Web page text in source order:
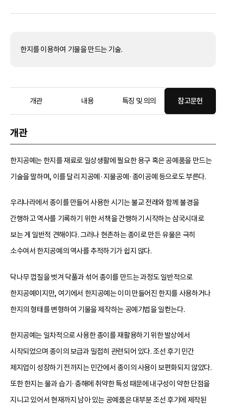
한지를 이용하여 기물을 만드는 기술.
개관 내용 특징 및 의의 참고문헌
개관
한지공예는 한지를 재료로 일상생활에 필요한 용구 혹은 공예품을 만드는
기술을 말하며, 이를 달리 지공예·지물공예·종이공예 등으로도 부른다.
우리나라에서 종이를 만들어 사용한 시기는 불교 전래와 함께 불경을
간행하고 역사를 기록하기 위한 서책을 간행하기 시작하는 삼국시대로
보는 게 일반적 견해이다. 그러나 현존하는 종이로 만든 유물은 극히
소수여서 한지공예의 역사를 추적하기가 쉽지 않다.
닥나무 껍질을 벗겨 닥풀과 섞어 종이를 만드는 과정도 일반적으로
한지공예이지만, 여기에서 한지공예는 이미 만들어진 한지를 사용하거나
한지의 형태를 변형하여 기물을 제작하는 공예기법을 일컫는다.
한지공예는 일차적으로 사용한 종이를 재활용하기 위한 발상에서
시작되었으며 종이의 보급과 밀접히 관련되어 있다. 조선 후기 민간
제지업이 성장하기 전까지는 민간에서 종이의 사용이 보편화되지 않았다.
또한 한지는 물과 습기·충해에 취약한 특성 때문에 내구성이 약한 단점을
지니고 있어서 현재까지 남아 있는 공예품은 대부분 조선 후기에 제작된